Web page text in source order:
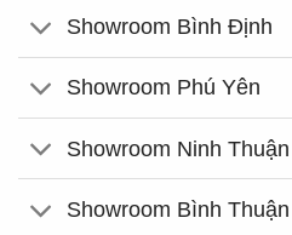
Showroom Bình Định
Showroom Phú Yên
Showroom Ninh Thuận
Showroom Bình Thuận